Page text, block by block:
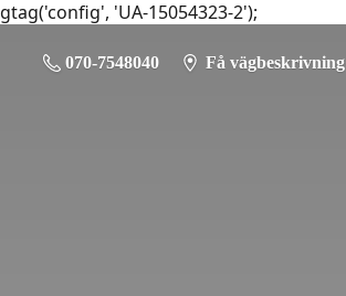
gtag('config', 'UA-15054323-2');
070-7548040 Få vägbeskrivning